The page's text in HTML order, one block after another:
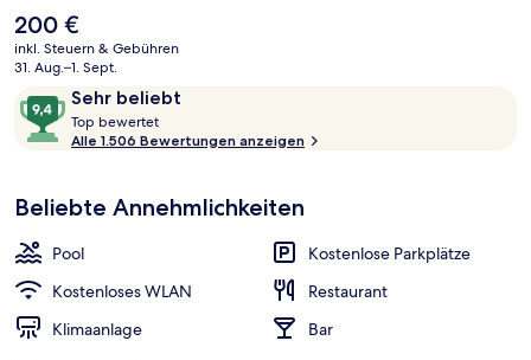
Kinderbecken sowie eine Snackbar. Anderen Reisenden gefallen
das hilfsbereite Personal und die Einkaufsmöglichkeiten sehr gut.
Die Unterkunft ist nur einen kurzen Fußmarsch von den öffentlichen
Verkehrsmitteln entfernt: Bis zur U-Bahn sind es wenige Schritte
(Station Jamsil) bzw. 14 Minuten (Station Jamsilsaenae).
Der
aktuelle
Preis
200 €.
200 €
inkl. Steuern & Gebühren
31. Aug.–1. Sept.
Bewertungen
Sehr beliebt
9,4
von
10,
beliebt
Top bewertet
o
b
r
Alle 1.506 Bewertungen anzeigen
Beliebte Annehmlichkeiten
Pool
Kostenlose Parkplätze
Kostenloses WLAN
Restaurant
Klimaanlage
Bar